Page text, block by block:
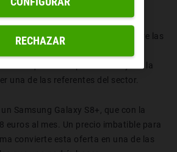
vulcanianos, es por tomar siempre las
que a Mr. Spock le encajaría la
una de las referentes del sector.
Samsung Galaxy S8+, que con la
euros al mes. Un precio imbatible para
convierte esta oferta en una de las
RECHAZAR